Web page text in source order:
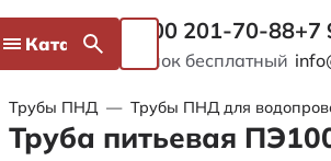
Каталог 8 800 201-70-88
Звонок бесплатный
+7
Трубы ПНД — Трубы ПНД для
Труба питьевая